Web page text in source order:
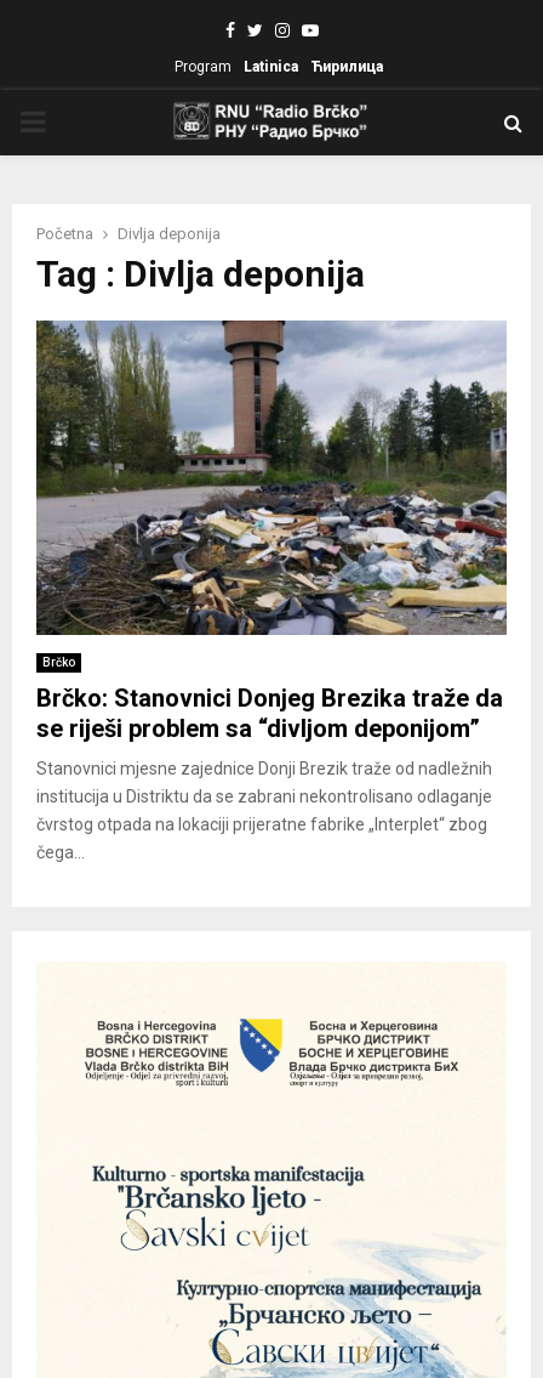
Facebook
TwitterInstagram
Youtube
Program Latinica Ћирилица
Početna Divlja deponija
Tag : Divlja deponija
Brčko
Brčko: Stanovnici Donjeg Brezika traže da
se riješi problem sa “divljom deponijom”
Stanovnici mjesne zajednice Donji Brezik traže od nadležnih
institucija u Distriktu da se zabrani nekontrolisano odlaganje
čvrstog otpada na lokaciji prijeratne fabrike „Interplet“ zbog
čega...